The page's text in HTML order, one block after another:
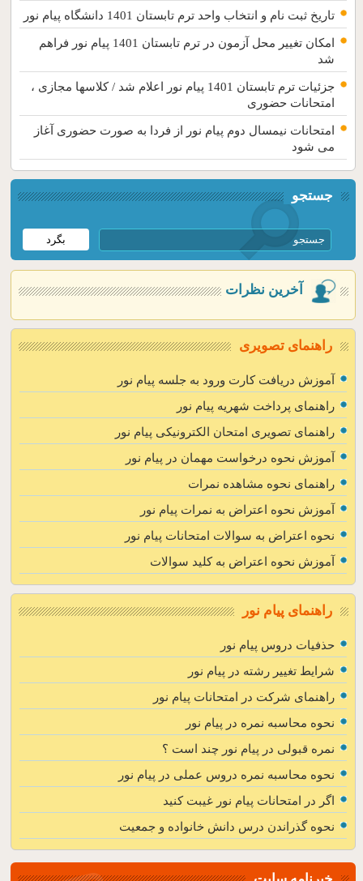
تاریخ ثبت نام و انتخاب واحد ترم تابستان 1401 دانشگاه پیام نور
امکان تغییر محل آزمون در ترم تابستان 1401 پیام نور فراهم
شد
جزئیات ترم تابستان 1401 پیام نور اعلام شد / کلاسها مجازی ،
امتحانات حضوری
امتحانات نیمسال دوم پیام نور از فردا به صورت حضوری آغاز
می شود
جستجو
آخرین نظرات
راهنمای تصویری
آموزش دریافت کارت ورود به جلسه پیام نور
راهنمای پرداخت شهریه پیام نور
راهنمای تصویری امتحان الکترونیکی پیام نور
آموزش نحوه درخواست مهمان در پیام نور
راهنمای نحوه مشاهده نمرات
آموزش نحوه اعتراض به نمرات پیام نور
نحوه اعتراض به سوالات امتحانات پیام نور
آموزش نحوه اعتراض به کلید سوالات
راهنمای پیام نور
حذفیات دروس پیام نور
شرایط تغییر رشته در پیام نور
راهنمای شرکت در امتحانات پیام نور
نحوه محاسبه نمره در پیام نور
نمره قبولی در پیام نور چند است ؟
نحوه محاسبه نمره دروس عملی در پیام نور
اگر در امتحانات پیام نور غیبت کنید
نحوه گذراندن درس دانش خانواده و جمعیت